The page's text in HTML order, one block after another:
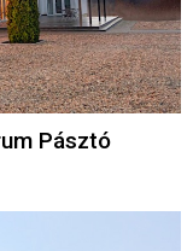
Pásztó